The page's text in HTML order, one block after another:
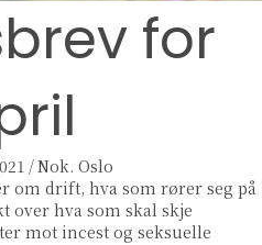
for
/Nok. Oslo
om drift, hva som rører seg på
over hva som skal skje
mot incest og seksuelle